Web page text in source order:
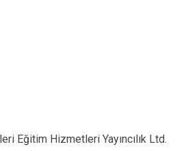
Eğitim Hizmetleri Yayıncılık Ltd.